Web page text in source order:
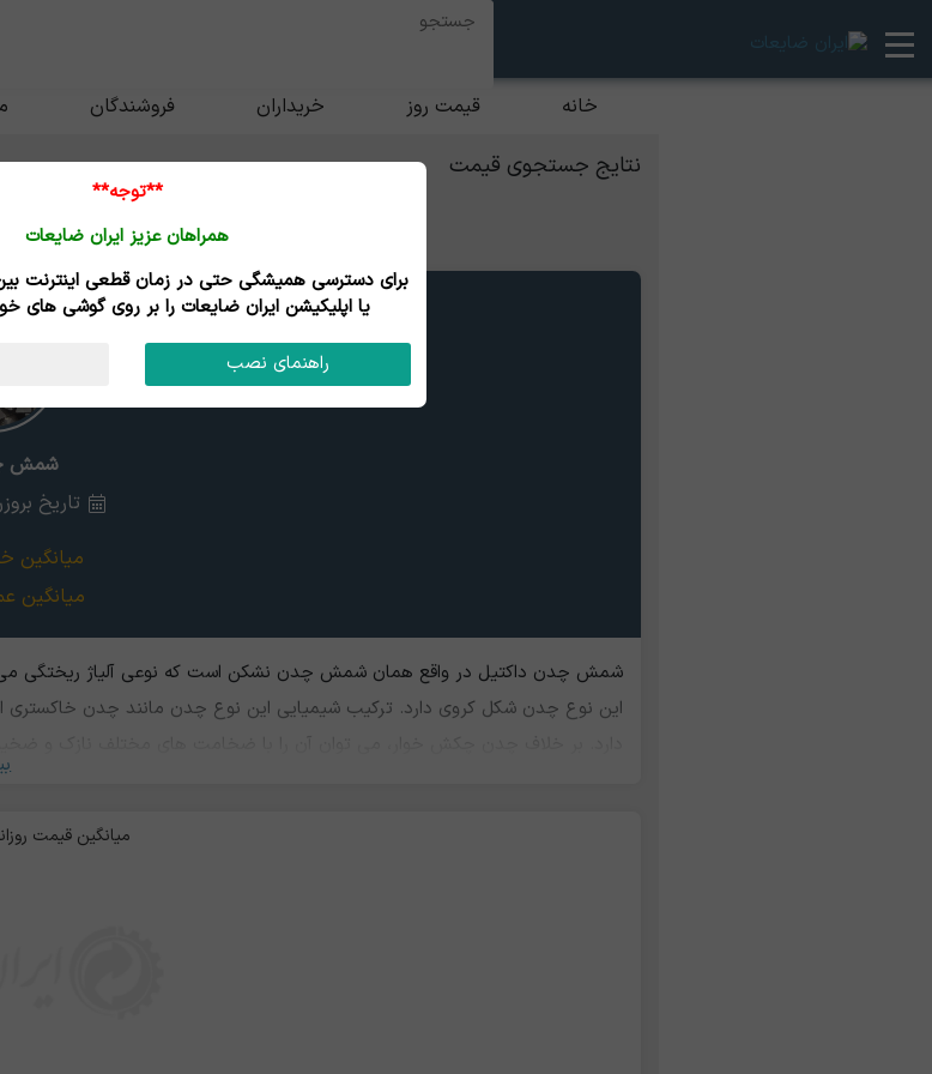
خانه قیمت روز خریداران فروشندگان
نتایج جستجوی قیمت
شمش
تاریخ
میانگین
میانگین
شمش چدن داکتیل در واقع همان شمش چدن نشکن است که نوعی آلیاژ ریختگی
این نوع چدن شکل کروی دارد. ترکیب شیمیایی این نوع چدن مانند چدن خاکستری
مانند بلوک موتور، سر سیلندر، پیستون و شافت کرنک استفاده می‌شود. در تولید
میانگین قیمت
**توجه**
همراهان عزیز ایران ضایعات
یا اپلیکیشن ایران ضایعات را بر روی گوشی های
راهنمای نصب